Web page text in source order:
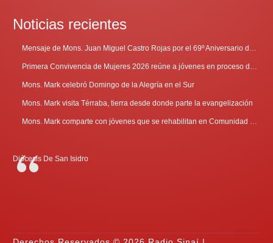
Noticias recientes
Mensaje de Mons. Juan Miguel Castro Rojas por el 69º Aniversario de Radio Sinaí
Primera Convivencia de Mujeres 2026 reúne a jóvenes en proceso de discernimiento vocacional
Mons. Mark celebró Domingo de la Alegría en el Sur
Mons. Mark visita Térraba, tierra desde donde parte la evangelización
Mons. Mark comparte con jóvenes que se rehabilitan en Comunidad Cenáculo
Diócesis De San Isidro